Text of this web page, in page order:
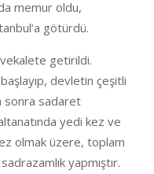
memur oldu,
götürdü.
getirildi.
devletin çeşitli
sonra sadaret
yedi kez ve
olmak üzere, toplam
yapmıştır.